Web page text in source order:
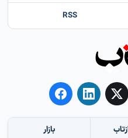
RSS
بازار